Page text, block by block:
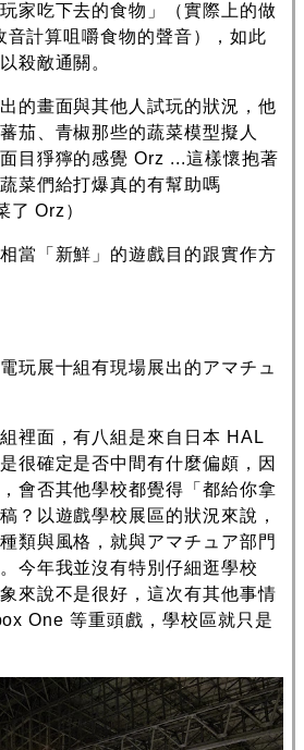
家吃下去的食物」（實際上的做
計算咀嚼食物的聲音），如此
殺敵通關。
的畫面與其他人試玩的狀況，他
茄、青椒那些的蔬菜模型擬人
目猙獰的感覺 Orz ...這樣懷抱著
菜們給打爆真的有幫助嗎
了 Orz）
當「新鮮」的遊戲目的跟實作方
玩展十組有現場展出的アマチュ
裡面，有八組是來自日本 HAL
很確定是否中間有什麼偏頗，因
會否其他學校都覺得「都給你拿
？以遊戲學校展區的狀況來說，
類與風格，就與アマチュア部門
今年我並沒有特別仔細逛學校
來說不是很好，這次有其他事情
One 等重頭戲，學校區就只是